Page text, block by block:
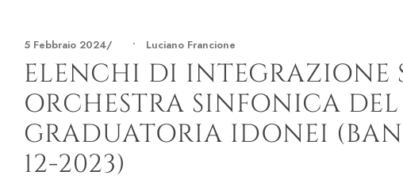
5 Febbraio 2024 • Luciano Francione
ELENCHI DI INTEGRAZIONE
ORCHESTRA SINFONICA
GRADUATORIA IDONEI
12-2023)